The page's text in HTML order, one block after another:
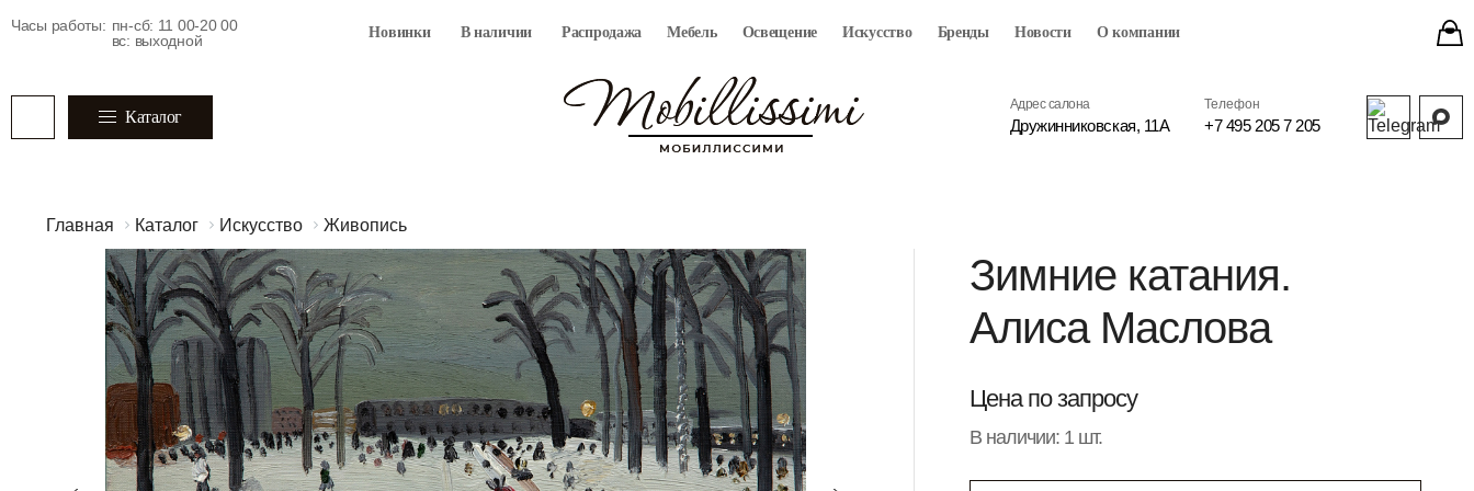
Часы работы: пн-сб: 11 00-20 00
вс: выходной
Новинки В наличии Распродажа Мебель Освещение Искусство Бренды Новости О компании
Каталог
Адрес салона
Дружинниковская, 11А
Телефон
+7 495 205 7 205
Главная Каталог Искусство Живопись
Зимние катания.
Алиса Маслова
Цена по запросу
В наличии: 1 шт.